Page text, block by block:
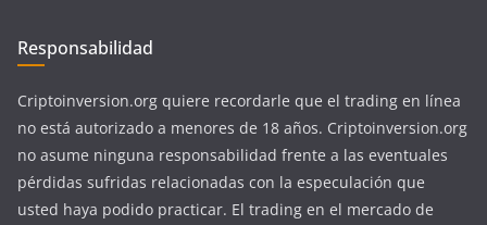
Responsabilidad
Criptoinversion.org quiere recordarle que el trading en línea
no está autorizado a menores de 18 años. Criptoinversion.org
no asume ninguna responsabilidad frente a las eventuales
pérdidas sufridas relacionadas con la especulación que
usted haya podido practicar. El trading en el mercado de